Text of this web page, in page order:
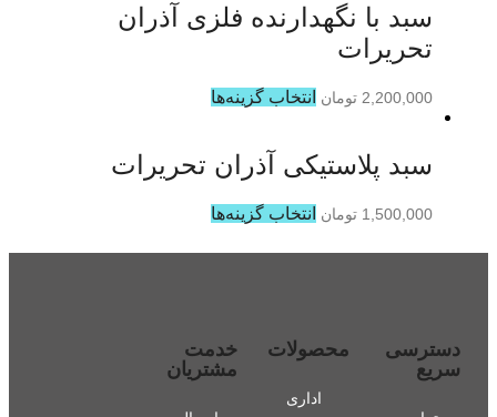
سبد با نگهدارنده فلزی آذران
تحریرات
2,200,000 تومان انتخاب گزینه‌ها
سبد پلاستیکی آذران تحریرات
1,500,000 تومان انتخاب گزینه‌ها
دسترسی
سریع
محصولات
اداری
خدمت
مشتریان